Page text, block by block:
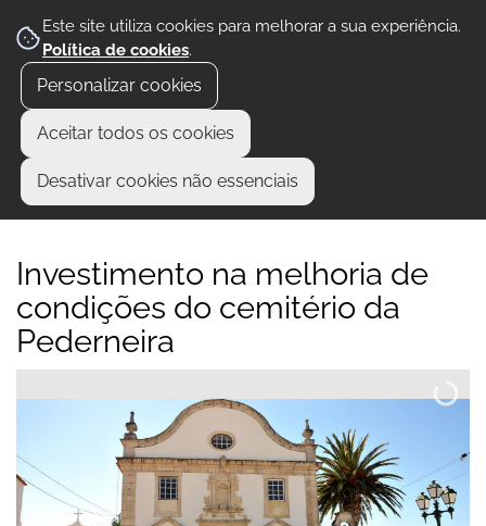
Este site utiliza cookies para melhorar a sua experiência.
Política de cookies.
Personalizar cookies
Aceitar todos os cookies
Desativar cookies não essenciais
Investimento na melhoria de
condições do cemitério da
Pederneira